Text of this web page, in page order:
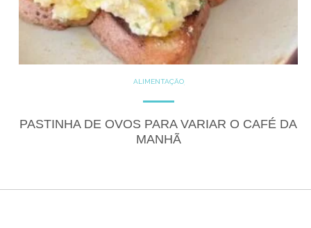
ALIMENTAÇÃO
DICAS DE ALIMENTAÇÃO
SALGADOS
PASTINHA DE OVOS PARA VARIAR O CAFÉ DA
MANHÃ